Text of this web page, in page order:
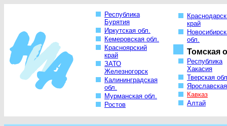
Республика
Бурятия
Иркутская обл.
Кемеровская обл.
Красноярский
край
ЗАТО
Железногорск
Калининградская
обл.
Мурманская обл.
Ростов
край
обл.
Томская
Республика
Хакасия
Тверская
Кавказ
Алтай